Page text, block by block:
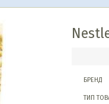
БРЕНД
ТИП